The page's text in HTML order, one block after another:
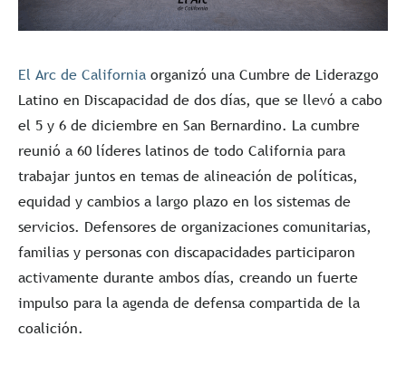
El Arc de California organizó una Cumbre de Liderazgo
Latino en Discapacidad de dos días, que se llevó a cabo
el 5 y 6 de diciembre en San Bernardino. La cumbre
reunió a 60 líderes latinos de todo California para
trabajar juntos en temas de alineación de políticas,
equidad y cambios a largo plazo en los sistemas de
servicios. Defensores de organizaciones comunitarias,
familias y personas con discapacidades participaron
activamente durante ambos días, creando un fuerte
impulso para la agenda de defensa compartida de la
coalición.